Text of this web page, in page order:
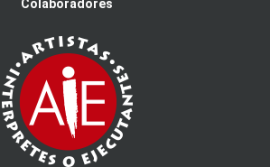
Colaboradores